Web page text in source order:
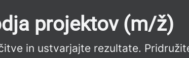
projektov (m/ž)
in ustvarjajte rezultate.